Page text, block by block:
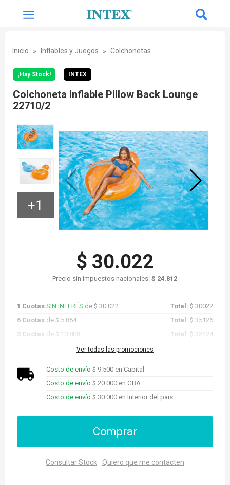
Inicio Inflables y Juegos Colchonetas
¡Hay Stock! INTEX
Colchoneta Inflable Pillow Back Lounge
22710/2
+1
$ 30.022
Precio sin impuestos nacionales:$ 24.812
1 Cuotas SIN INTERÉS de $ 30.022 Total:$ 30022
6 Cuotasde $ 5.854 Total:$ 35126
3 Cuotas de $ 10.808 Total: $ 32424
de $ 28.521
Ver todas las promociones
Costo de envío $ 9.500 en Capital
Costo de envío $ 20.000 en GBA
Costo de envío $ 30.000 en Interior del pais
Comprar
Consultar Stock- Quiero que me contacten